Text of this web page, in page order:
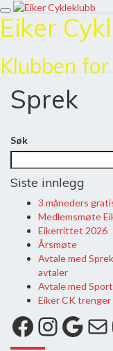
Skip
to
Toggle
navigation
Eiker
Klubben
Sprek
Sprek
Søk
Siste innlegg
3 måneders
Medlemsmøte
Eikerrittet 2026
Årsmøte
Avtale med
avtaler
Avtale med
Eiker CK trenger
E-